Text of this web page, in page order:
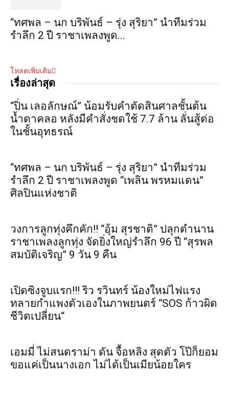
“ทศพล – นก บริพันธ์ – รุ่ง สุริยา” นำทีมร่วม
รำลึก 2 ปี ราชาเพลงพูด...
โหลดเพิ่มเติม
เรื่องล่าสุด
“ปิ่น เลอลักษณ์” น้อมรับคำตัดสินศาลชั้นต้น
น้ำตาคลอ หลังมีคำสั่งชดใช้ 7.7 ล้าน ลั่นสู้ต่อ
ในชั้นอุทธรณ์
“ทศพล – นก บริพันธ์ – รุ่ง สุริยา” นำทีมร่วม
รำลึก 2 ปี ราชาเพลงพูด “เพลิน พรหมแดน”
ศิลปินแห่งชาติ
วงการลูกทุ่งคึกคัก!! “อุ้ม สุรชาติ” ปลุกตำนาน
ราชาเพลงลูกทุ่ง จัดยิ่งใหญ่รำลึก 96 ปี “สุรพล
สมบัติเจริญ” 9 วัน 9 คืน
เปิดซิงจูบแรก!!! ริว รวินทร์ น้องใหม่ไฟแรง
ทลายกำแพงตัวเองในภาพยนตร์ “SOS ก้าวผิด
ชีวิตเปลี่ยน“
เอมมี่ ไม่สนดราม่า ดัน จื้อหลิง สุดตัว โป๊ก็ยอม
ขอแค่เป็นนางเอก ไม่ได้เป็นเมียน้อยใคร